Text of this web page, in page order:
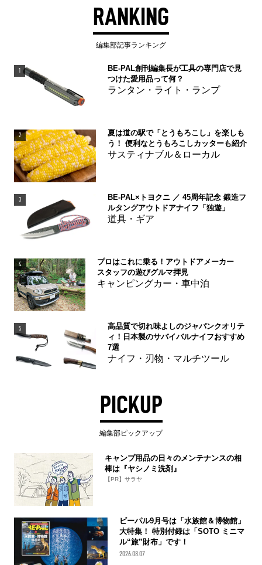
RANKING
編集部記事ランキング
1
BE-PAL創刊編集長が工具の専門店で見
つけた愛用品って何？
ランタン・ライト・ランプ
2
夏は道の駅で「とうもろこし」を楽しも
う！ 便利なとうもろこしカッターも紹介
サスティナブル＆ローカル
3
BE-PAL×トヨクニ ／ 45周年記念 鍛造フ
ルタングアウトドアナイフ「独遊」
道具・ギア
4
プロはこれに乗る！アウトドアメーカー
スタッフの遊びグルマ拝見
キャンピングカー・車中泊
5
高品質で切れ味よしのジャパンクオリテ
ィ！日本製のサバイバルナイフおすすめ
7選
ナイフ・刃物・マルチツール
PICKUP
編集部ピックアップ
キャンプ用品の日々のメンテナンスの相
棒は『ヤシノミ洗剤』
【PR】サラヤ
ビーパル9月号は「水族館＆博物館」
大特集！ 特別付録は「SOTO ミニマ
ル“旅”財布」です！
2026.08.07